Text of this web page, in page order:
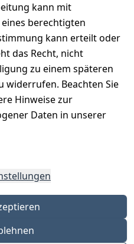
kann mit
berechtigten
kann erteilt oder
das Recht, nicht
zu einem späteren
widerrufen. Beachten Sie
Hinweise zur
Daten in unserer
Zahlungsm
öglichkeite
n
Vorkasse
PayPal
Versanddie
nstleister
Post